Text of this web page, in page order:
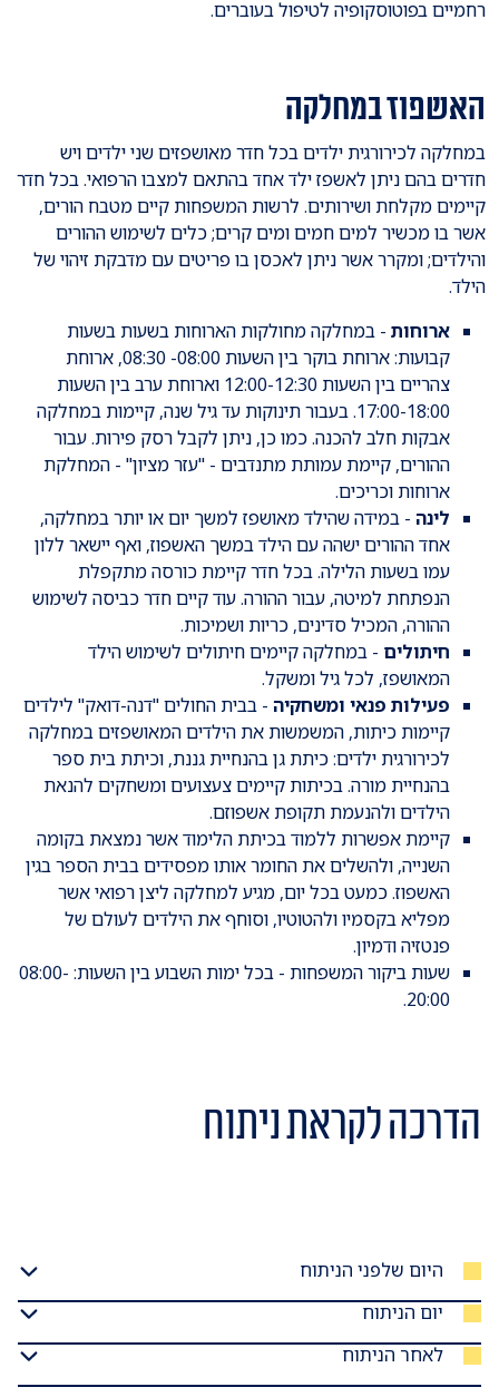
רחמיים בפוטוסקופיה לטיפול בעוברים.
האשפוז במחלקה
במחלקה לכירורגית ילדים בכל חדר מאושפזים שני ילדים ויש
חדרים בהם ניתן לאשפז ילד אחד בהתאם למצבו הרפואי. בכל חדר
קיימים מקלחת ושירותים. לרשות המשפחות קיים מטבח הורים,
אשר בו מכשיר למים חמים ומים קרים; כלים לשימוש ההורים
והילדים; ומקרר אשר ניתן לאכסן בו פריטים עם מדבקת זיהוי של
הילד.
ארוחות - במחלקה מחולקות הארוחות בשעות בשעות
קבועות: ארוחת בוקר בין השעות 08:00- 08:30, ארוחת
צהריים בין השעות 12:00-12:30 וארוחת ערב בין השעות
17:00-18:00. בעבור תינוקות עד גיל שנה, קיימות במחלקה
אבקות חלב להכנה. כמו כן, ניתן לקבל רסק פירות. עבור
ההורים, קיימת עמותת מתנדבים - "עזר מציון" - המחלקת
ארוחות וכריכים.
לינה - במידה שהילד מאושפז למשך יום או יותר במחלקה,
אחד ההורים ישהה עם הילד במשך האשפוז, ואף יישאר ללון
עמו בשעות הלילה. בכל חדר קיימת כורסה מתקפלת
הנפתחת למיטה, עבור ההורה. עוד קיים חדר כביסה לשימוש
ההורה, המכיל סדינים, כריות ושמיכות.
חיתולים - במחלקה קיימים חיתולים לשימוש הילד
המאושפז, לכל גיל ומשקל.
פעילות פנאי ומשחקיה - בבית החולים "דנה-דואק" לילדים
קיימות כיתות, המשמשות את הילדים המאושפזים במחלקה
לכירורגית ילדים: כיתת גן בהנחיית גננת, וכיתת בית ספר
בהנחיית מורה. בכיתות קיימים צעצועים ומשחקים להנאת
הילדים ולהנעמת תקופת אשפוזם.
קיימת אפשרות ללמוד בכיתת הלימוד אשר נמצאת בקומה
השנייה, ולהשלים את החומר אותו מפסידים בבית הספר בגין
האשפוז. כמעט בכל יום, מגיע למחלקה ליצן רפואי אשר
מפליא בקסמיו ולהטוטיו, וסוחף את הילדים לעולם של
פנטזיה ודמיון.
שעות ביקור המשפחות - בכל ימות השבוע בין השעות: 08:00-
20:00.
הדרכה לקראת ניתוח
היום שלפני הניתוח
יום הניתוח
לאחר הניתוח